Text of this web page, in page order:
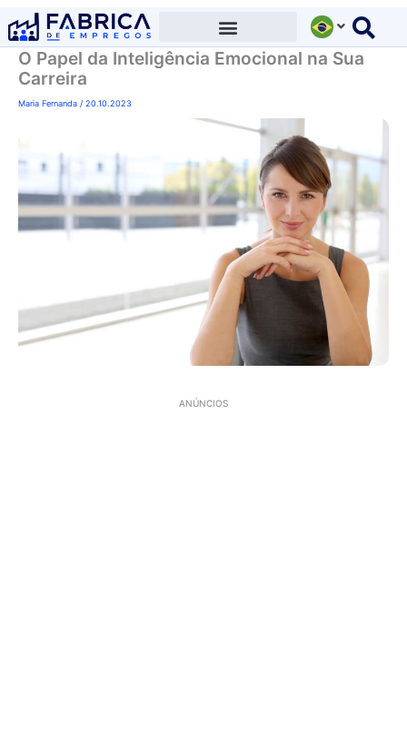
para
conteúdo
O Papel da Inteligência Emocional na Sua
Carreira
Maria Fernanda / 20.10.2023
ANÚNCIOS